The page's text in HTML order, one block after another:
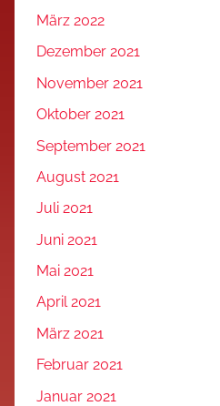
März 2022
Dezember 2021
November 2021
Oktober 2021
September 2021
August 2021
Juli 2021
Juni 2021
Mai 2021
April 2021
März 2021
Februar 2021
Januar 2021